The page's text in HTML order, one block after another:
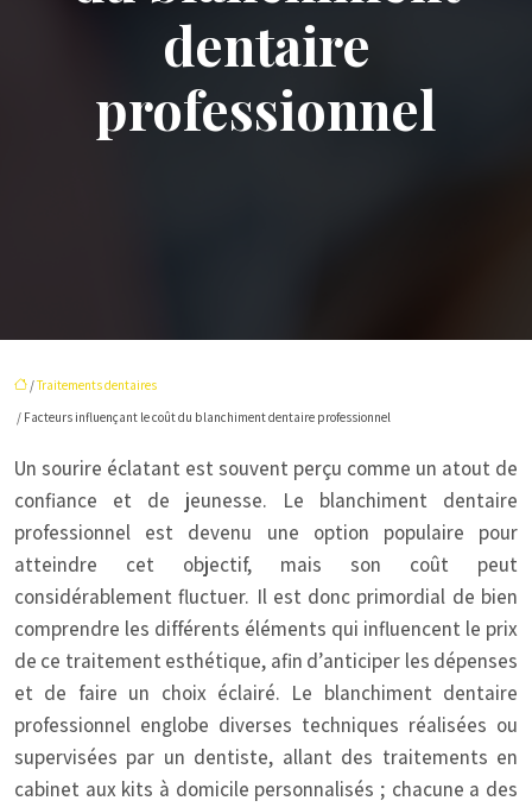
dentaire
professionnel
/Traitements dentaires
/ Facteurs influençant le coût du blanchiment dentaire professionnel
Un sourire éclatant est souvent perçu comme un atout de
confiance et de jeunesse. Le blanchiment dentaire
professionnel est devenu une option populaire pour
atteindre cet objectif, mais son coût peut
considérablement fluctuer. Il est donc primordial de bien
comprendre les différents éléments qui influencent le prix
de ce traitement esthétique, afin d’anticiper les dépenses
et de faire un choix éclairé. Le blanchiment dentaire
professionnel englobe diverses techniques réalisées ou
supervisées par un dentiste, allant des traitements en
cabinet aux kits à domicile personnalisés ; chacune a des